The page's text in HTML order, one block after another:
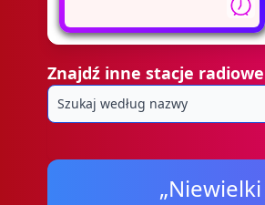
Znajdź inne stacje radiowe